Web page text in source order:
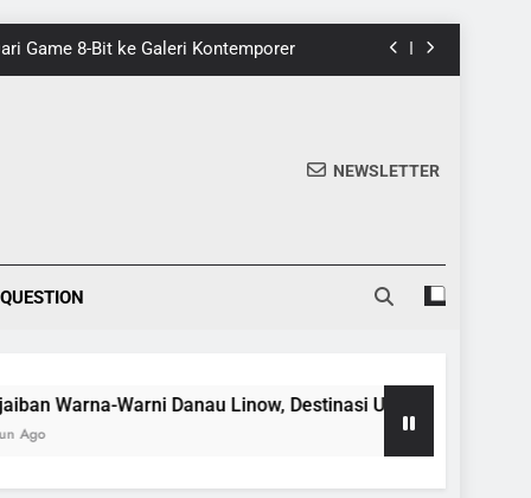
Game 8-Bit ke Galeri Kontemporer
di Tomohon yang Wajib Dikunjungi
NEWSLETTER
Warni Danau Linow, Destinasi Unik di Tomohon yang